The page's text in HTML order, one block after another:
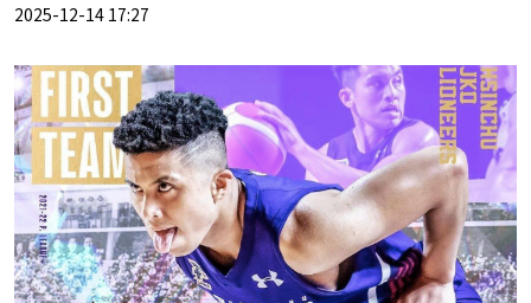
2025-12-14 17:27